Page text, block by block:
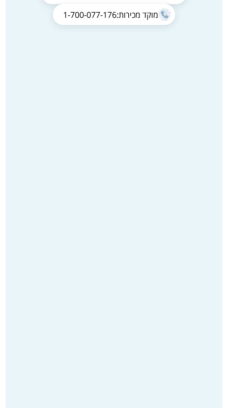
מוקד מכירות:1-700-077-176